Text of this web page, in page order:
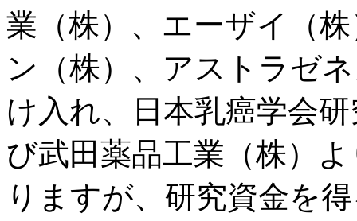
業（株）、エーザイ（
ン（株）、アストラゼ
け入れ、日本乳癌学会
び武田薬品工業（株）
りますが、研究資金を